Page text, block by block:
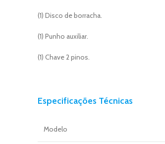
(1) Disco de borracha.
(1) Punho auxiliar.
(1) Chave 2 pinos.
Especificações Técnicas
Modelo